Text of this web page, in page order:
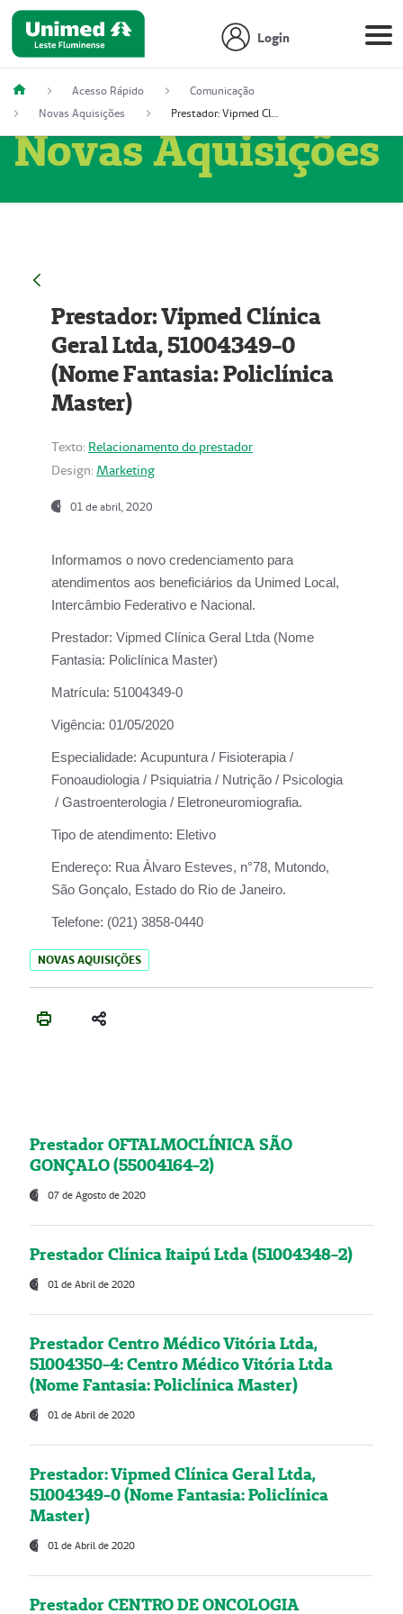
Login
Acesso Rápido
Comunicação
Novas Aquisições
Prestador: Vipmed Clínica Geral Ltda, 51004349-0 (Nome Fantasia: Policlínica Master)
Novas Aquisições
Prestador: Vipmed Clínica
Geral Ltda, 51004349-0
(Nome Fantasia: Policlínica
Master)
Texto: Relacionamento do prestador
Design: Marketing
01 de abril, 2020
Informamos o novo credenciamento para
atendimentos aos beneficiários da Unimed Local,
Intercâmbio Federativo e Nacional.
Prestador: Vipmed Clínica Geral Ltda (Nome
Fantasia: Policlínica Master)
Matrícula: 51004349-0
Vigência: 01/05/2020
Especialidade: Acupuntura / Fisioterapia /
Fonoaudiologia / Psiquiatria / Nutrição / Psicologia
/ Gastroenterologia / Eletroneuromiografia.
Tipo de atendimento: Eletivo
Endereço: Rua Àlvaro Esteves, n°78, Mutondo,
São Gonçalo, Estado do Rio de Janeiro.
Telefone: (021) 3858-0440
NOVAS AQUISIÇÕES
Prestador OFTALMOCLÍNICA SÃO
GONÇALO (55004164-2)
07 de Agosto de 2020
Prestador Clínica Itaipú Ltda (51004348-2)
01 de Abril de 2020
Prestador Centro Médico Vitória Ltda,
51004350-4: Centro Médico Vitória Ltda
(Nome Fantasia: Policlínica Master)
01 de Abril de 2020
Prestador: Vipmed Clínica Geral Ltda,
51004349-0 (Nome Fantasia: Policlínica
Master)
01 de Abril de 2020
Prestador CENTRO DE ONCOLOGIA